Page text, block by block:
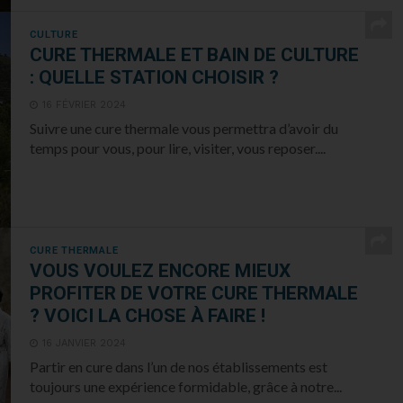
CULTURE
CURE THERMALE ET BAIN DE CULTURE
: QUELLE STATION CHOISIR ?
Suivre une cure thermale vous permettra d’avoir du
temps pour vous, pour lire, visiter, vous reposer....
CURE THERMALE
VOUS VOULEZ ENCORE MIEUX
PROFITER DE VOTRE CURE THERMALE
? VOICI LA CHOSE À FAIRE !
Partir en cure dans l’un de nos établissements est
toujours une expérience formidable, grâce à notre...